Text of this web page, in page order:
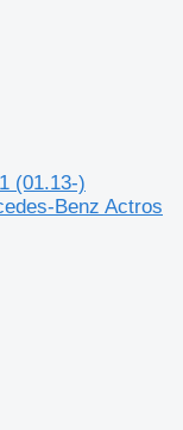
(01.13-)
Benz Actros